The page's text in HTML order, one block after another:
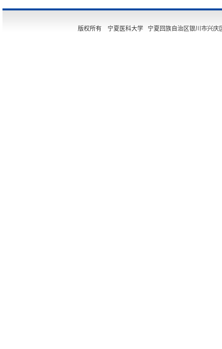
版权所有 宁夏医科大学 宁夏回族自治区银川市兴庆